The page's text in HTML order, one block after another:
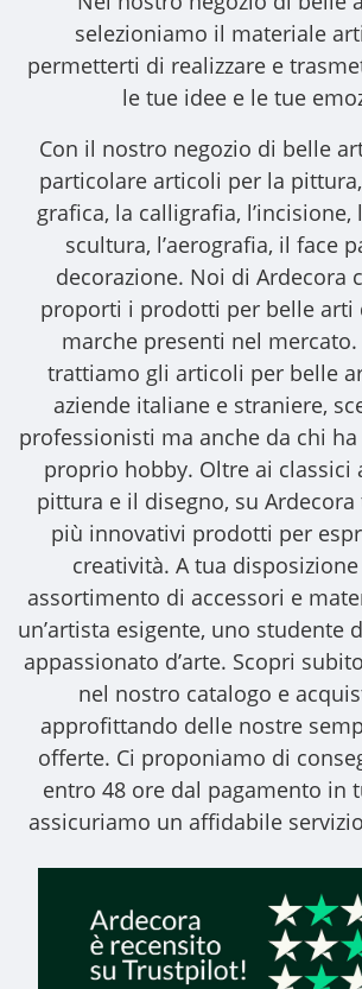
selezioniamo il materiale
permetterti di realizzare e
le tue idee e le tue
Con il nostro negozio di belle
particolare articoli per la
grafica, la calligrafia,
scultura, l’aerografia, il face
decorazione. Noi di Ardecora
proporti i prodotti per belle arti
marche presenti nel
trattiamo gli articoli per belle
aziende italiane e straniere,
professionisti ma anche da chi ha
proprio hobby. Oltre ai classici
pittura e il disegno, su
più innovativi prodotti per
creatività. A tua
assortimento di accessori e
un’artista esigente, uno studente
appassionato d’arte. Scopri
nel nostro catalogo e
approfittando delle nostre
offerte. Ci proponiamo di
entro 48 ore dal pagamento in
assicuriamo un affidabile